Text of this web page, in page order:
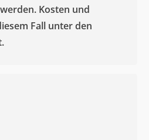
Kosten und
Fall unter den